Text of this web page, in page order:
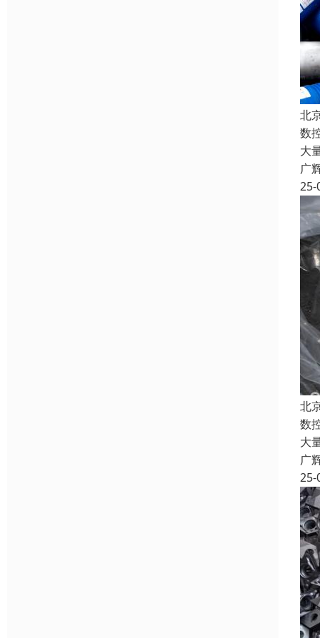
北
数
大
广
25-
北
数
大
广
25-